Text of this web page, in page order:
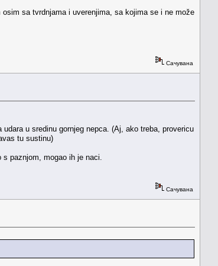
sa tvrdnjama i uverenjima, sa kojima se i ne može
Сачувана
u sredinu gornjeg nepca. (Aj, ako treba, provericu
tu sustinu)
paznjom, mogao ih je naci.
Сачувана